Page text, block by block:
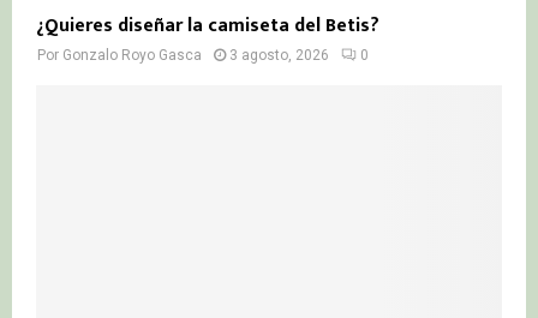
¿Quieres diseñar la camiseta del Betis?
Por Gonzalo Royo Gasca 3 agosto, 2026 0